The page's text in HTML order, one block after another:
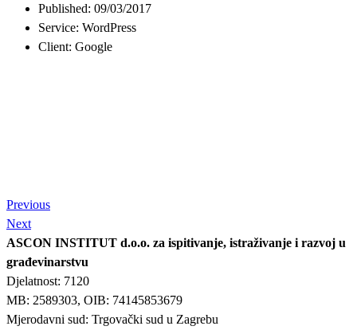
Published: 09/03/2017
Service: WordPress
Client: Google
Previous
Next
ASCON INSTITUT d.o.o. za ispitivanje, istraživanje i razvoj u
građevinarstvu
Djelatnost: 7120
MB: 2589303, OIB: 74145853679
Mjerodavni sud: Trgovački sud u Zagrebu